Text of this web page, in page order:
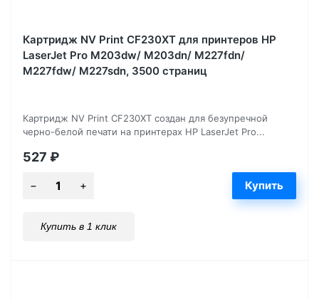
Картридж NV Print CF230XT для принтеров HP
LaserJet Pro M203dw/ M203dn/ M227fdn/
M227fdw/ M227sdn, 3500 страниц
Картридж NV Print CF230XT создан для безупречной
черно-белой печати на принтерах HP LaserJet Pro...
527 ₽
Купить в 1 клик